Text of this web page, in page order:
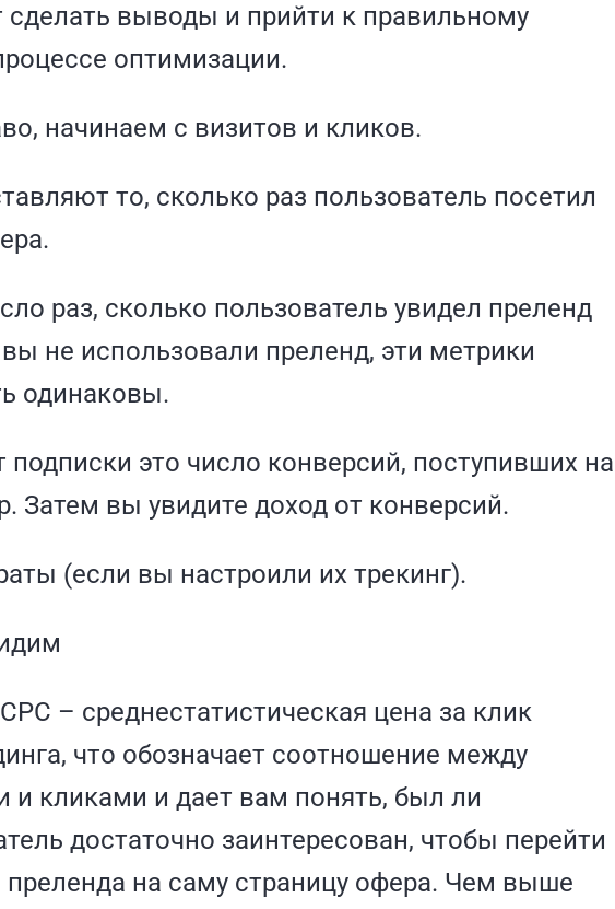
сделать выводы и прийти к правильному
оптимизации.
начинаем с визитов и кликов.
то, сколько раз пользователь посетил
раз, сколько пользователь увидел преленд
не использовали преленд, эти метрики
одинаковы.
это число конверсий, поступивших на
Затем вы увидите доход от конверсий.
(если вы настроили их трекинг).
– среднестатистическая цена за клик
что обозначает соотношение между
и кликами и дает вам понять, был ли
достаточно заинтересован, чтобы перейти
преленда на саму страницу офера. Чем выше